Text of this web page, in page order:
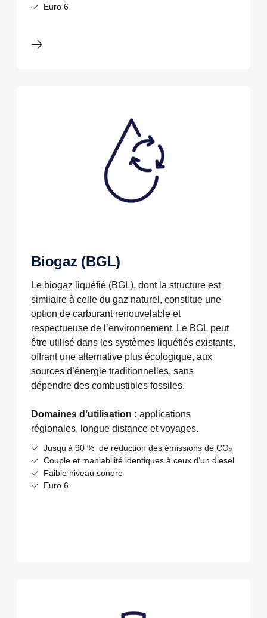
Euro 6
Biogaz (BGL)
Le biogaz liquéfié (BGL), dont la structure est
similaire à celle du gaz naturel, constitue une
option de carburant renouvelable et
respectueuse de l’environnement. Le BGL peut
être utilisé dans les systèmes liquéfiés existants,
offrant une alternative plus écologique, aux
sources d’énergie traditionnelles, sans
dépendre des combustibles fossiles.
Domaines d’utilisation : applications
régionales, longue distance et voyages.
Jusqu’à 90 % de réduction des émissions de CO₂
Couple et maniabilité identiques à ceux d’un diesel
Faible niveau sonore
Euro 6